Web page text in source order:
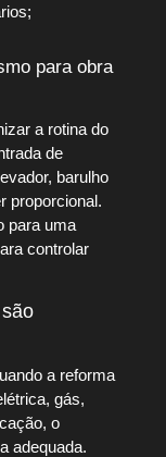
para obra
a rotina do
de
barulho
proporcional.
para uma
controlar
a reforma
gás,
o
adequada.